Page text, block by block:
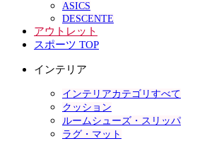
ASICS
DESCENTE
アウトレット
スポーツ TOP
インテリア
インテリアカテゴリすべて
クッション
ルームシューズ・スリッパ
ラグ・マット